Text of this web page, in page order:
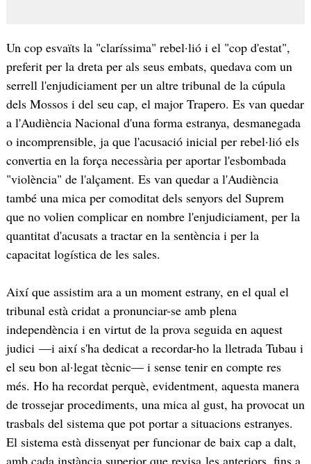
Un cop esvaïts la "claríssima" rebel·lió i el "cop d'estat",
preferit per la dreta per als seus embats, quedava com un
serrell l'enjudiciament per un altre tribunal de la cúpula
dels Mossos i del seu cap, el major Trapero. Es van quedar
a l'Audiència Nacional d'una forma estranya, desmanegada
o incomprensible, ja que l'acusació inicial per rebel·lió els
convertia en la força necessària per aportar l'esbombada
"violència" de l'alçament. Es van quedar a l'Audiència
també una mica per comoditat dels senyors del Suprem
que no volien complicar en nombre l'enjudiciament, per la
quantitat d'acusats a tractar en la sentència i per la
capacitat logística de les sales.
Així que assistim ara a un moment estrany, en el qual el
tribunal està cridat a pronunciar-se amb plena
independència i en virtut de la prova seguida en aquest
judici —i així s'ha dedicat a recordar-ho la lletrada Tubau i
el seu bon al·legat tècnic— i sense tenir en compte res
més. Ho ha recordat perquè, evidentment, aquesta manera
de trossejar procediments, una mica al gust, ha provocat un
trasbals del sistema que pot portar a situacions estranyes.
El sistema està dissenyat per funcionar de baix cap a dalt,
amb cada instància superior que revisa les anteriors, fins a